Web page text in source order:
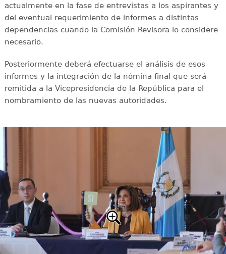
actualmente en la fase de entrevistas a los aspirantes y
del eventual requerimiento de informes a distintas
dependencias cuando la Comisión Revisora lo considere
necesario.
Posteriormente deberá efectuarse el análisis de esos
informes y la integración de la nómina final que será
remitida a la Vicepresidencia de la República para el
nombramiento de las nuevas autoridades.